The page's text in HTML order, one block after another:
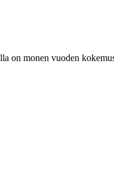
on monen vuoden